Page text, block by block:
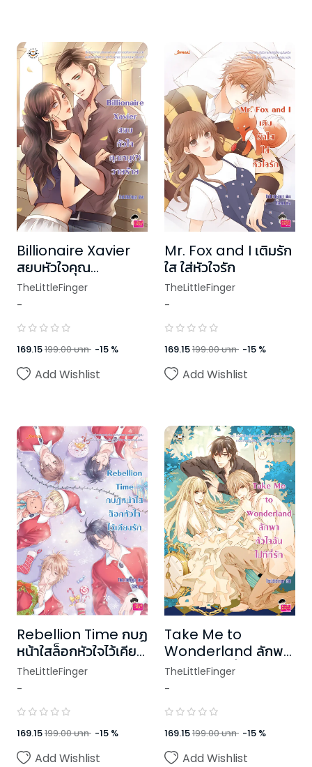
Billionaire Xavier
สยบหัวใจคุณ
หนู(?)วายร้าย
TheLittleFinger
-
169.15199.00บาท -15 %
Add Wishlist
Mr. Fox and I เติมรัก
ใส ใส่หัวใจรัก
TheLittleFinger
-
169.15199.00บาท -15 %
Add Wishlist
Rebellion Time กบฏ
หน้าใสล็อกหัวใจไว้เคียง
รัก (ปกใหม่)
TheLittleFinger
-
169.15199.00บาท -15 %
Add Wishlist
Take Me to
Wonderland ลักพา
หัวใจฉันไปทีที่รัก
TheLittleFinger
-
169.15199.00บาท -15 %
Add Wishlist